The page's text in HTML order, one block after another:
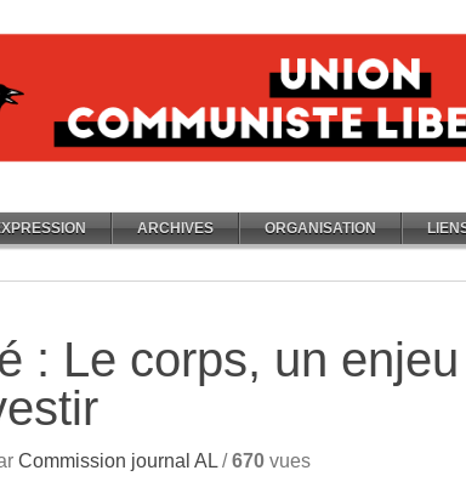
ARCHIVES ORGANISATION
: Le corps, un enjeu
Commission journal AL /670 vues